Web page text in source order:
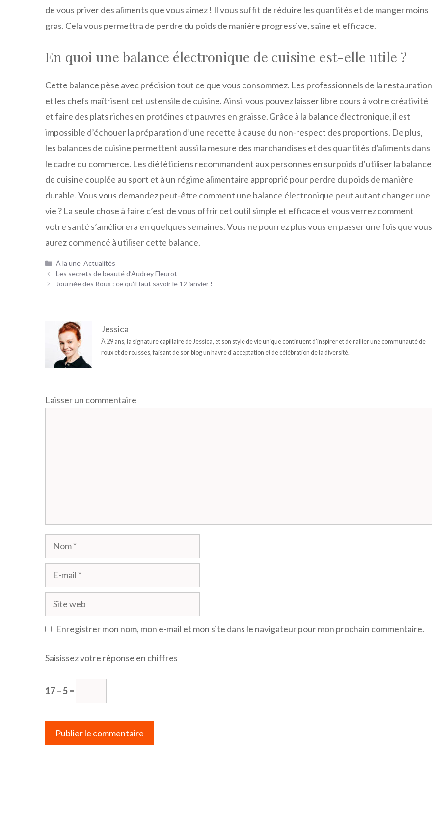
de vous priver des aliments que vous aimez ! Il vous suffit de réduire les quantités et de manger moins
gras. Cela vous permettra de perdre du poids de manière progressive, saine et efficace.
En quoi une balance électronique de cuisine est-elle utile ?
Cette balance pèse avec précision tout ce que vous consommez. Les professionnels de la restauration
et les chefs maîtrisent cet ustensile de cuisine. Ainsi, vous pouvez laisser libre cours à votre créativité
et faire des plats riches en protéines et pauvres en graisse. Grâce à la balance électronique, il est
impossible d’échouer la préparation d’une recette à cause du non-respect des proportions. De plus,
les balances de cuisine permettent aussi la mesure des marchandises et des quantités d’aliments dans
le cadre du commerce. Les diététiciens recommandent aux personnes en surpoids d’utiliser la balance
de cuisine couplée au sport et à un régime alimentaire approprié pour perdre du poids de manière
durable. Vous vous demandez peut-être comment une balance électronique peut autant changer une
vie ? La seule chose à faire c’est de vous offrir cet outil simple et efficace et vous verrez comment
votre santé s’améliorera en quelques semaines. Vous ne pourrez plus vous en passer une fois que vous
aurez commencé à utiliser cette balance.
Catégories
À la une,Actualités
Les secrets de beauté d’Audrey Fleurot
Journée des Roux : ce qu’il faut savoir le 12 janvier !
Jessica
À 29 ans, la signature capillaire de Jessica, et son style de vie unique continuent d'inspirer et de rallier une communauté de
roux et de rousses, faisant de son blog un havre d'acceptation et de célébration de la diversité.
Laisser un commentaire
Nom
mail
Site
web
Enregistrer mon nom, mon e-mail et mon site dans le navigateur pour mon prochain commentaire.
Saisissez votre réponse en chiffres
17 − 5 =